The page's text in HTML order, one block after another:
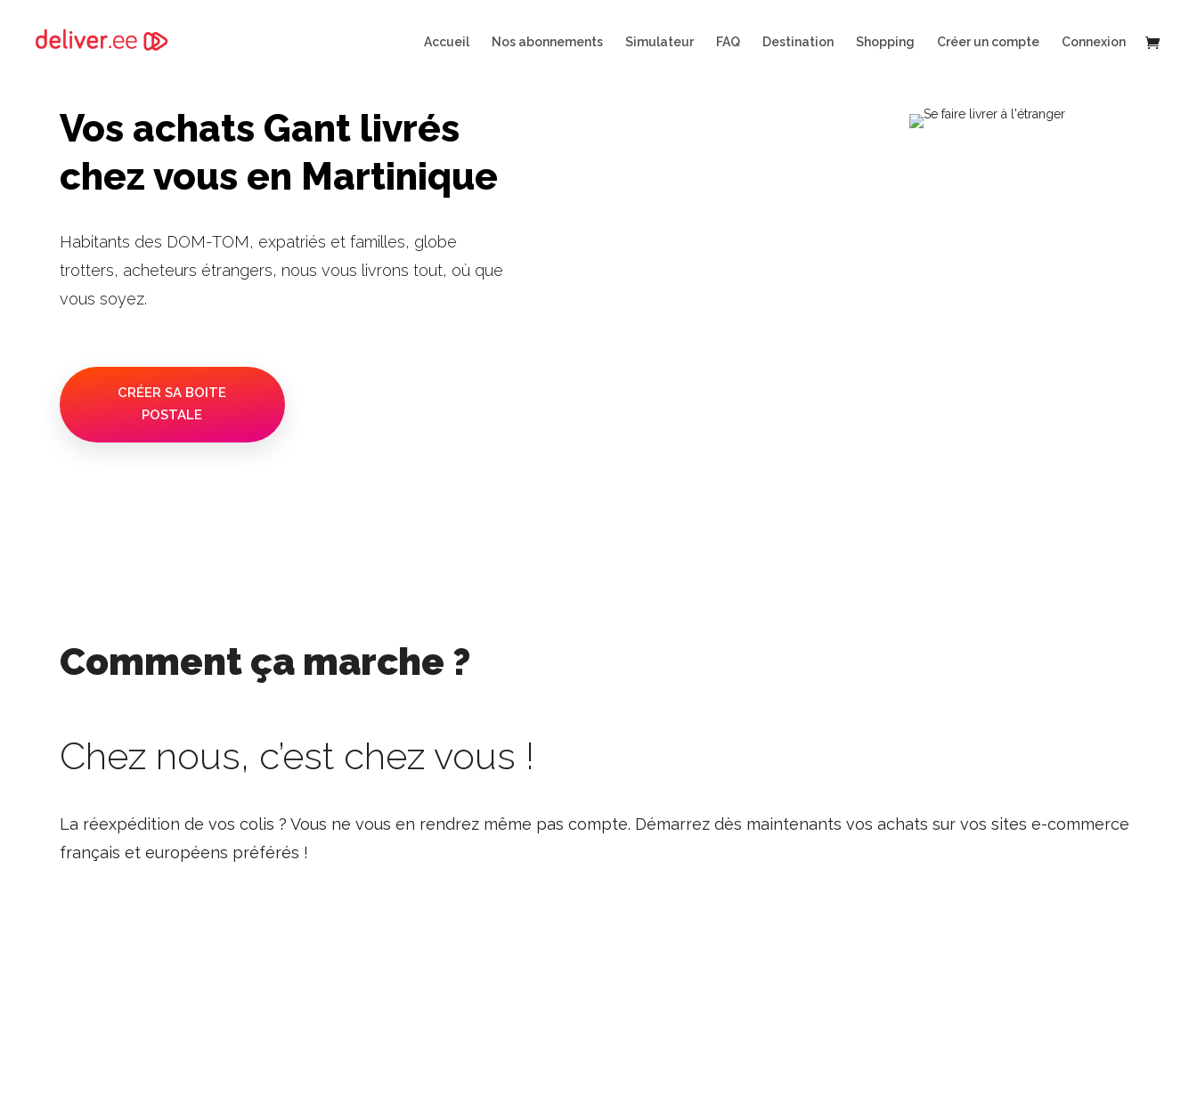
Accueil Nos abonnements Simulateur FAQ Destination Shopping Créer un compte Connexion
Vos achats Gant livrés
chez vous en Martinique
Habitants des DOM-TOM, expatriés et familles, globe
trotters, acheteurs étrangers, nous vous livrons tout, où que
vous soyez.
CRÉER SA BOITE
POSTALE
Comment ça marche ?
Chez nous, c’est chez vous !
La réexpédition de vos colis ? Vous ne vous en rendrez même pas compte. Démarrez dès maintenants vos achats sur vos sites e-commerce
français et européens préférés !